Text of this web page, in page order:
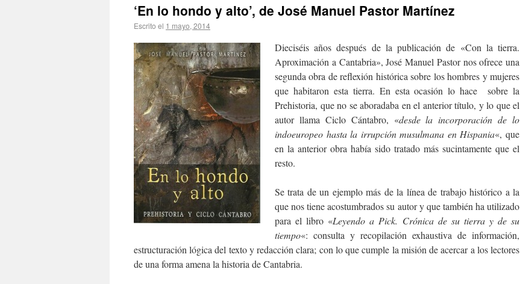
‘En lo hondo y alto’, de José Manuel Pastor Martínez
Escrito el 1 mayo, 2014
Dieciséis años después de la publicación de «Con la tierra.
Aproximación a Cantabria», José Manuel Pastor nos ofrece una
segunda obra de reflexión histórica sobre los hombres y mujeres
que habitaron esta tierra. En esta ocasión lo hace sobre la
Prehistoria, que no se aboradaba en el anterior título, y lo que el
autor llama Ciclo Cántabro, «desde la incorporación de lo
indoeuropeo hasta la irrupción musulmana en Hispania«, que
en la anterior obra había sido tratado más sucintamente que el
resto.
Se trata de un ejemplo más de la línea de trabajo histórico a la
que nos tiene acostumbrados su autor y que también ha utilizado
para el libro «Leyendo a Pick. Crónica de su tierra y de su
tiempo«: consulta y recopilación exhaustiva de información,
estructuración lógica del texto y redacción clara; con lo que cumple la misión de acercar a los lectores
de una forma amena la historia de Cantabria.